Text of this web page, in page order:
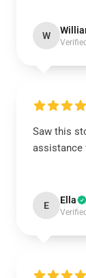
W
Saw this
assistance
E Ella